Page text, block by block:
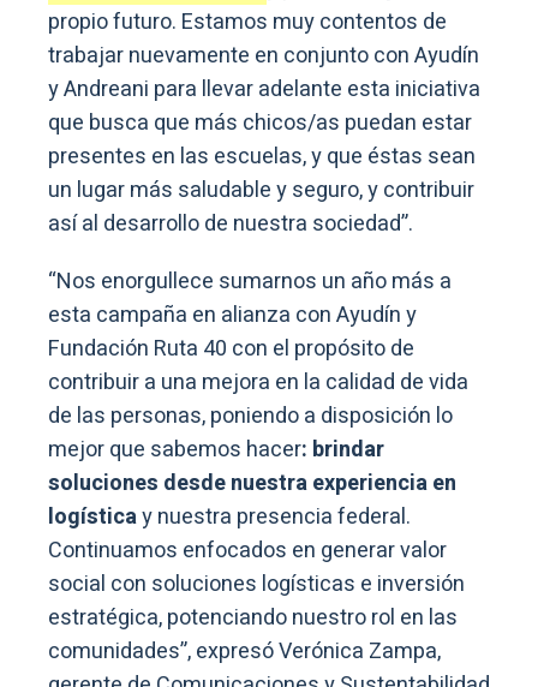
propio futuro. Estamos muy contentos de
trabajar nuevamente en conjunto con Ayudín
y Andreani para llevar adelante esta iniciativa
que busca que más chicos/as puedan estar
presentes en las escuelas, y que éstas sean
un lugar más saludable y seguro, y contribuir
así al desarrollo de nuestra sociedad”.
“Nos enorgullece sumarnos un año más a
esta campaña en alianza con Ayudín y
Fundación Ruta 40 con el propósito de
contribuir a una mejora en la calidad de vida
de las personas, poniendo a disposición lo
mejor que sabemos hacer: brindar
soluciones desde nuestra experiencia en
logísticay nuestra presencia federal.
Continuamos enfocados en generar valor
social con soluciones logísticas e inversión
estratégica, potenciando nuestro rol en las
comunidades”, expresó Verónica Zampa,